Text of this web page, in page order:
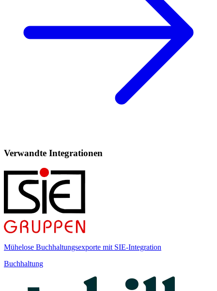
Verwandte Integrationen
Mühelose Buchhaltungsexporte mit SIE-Integration
Buchhaltung